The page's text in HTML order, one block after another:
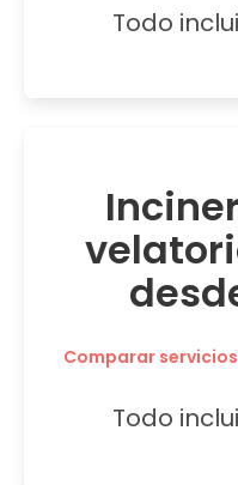
Todo
Comparar
Todo